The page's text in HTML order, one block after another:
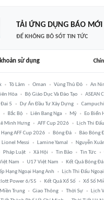
TẢI ỨNG DỤNG BÁO MỚI
ĐỂ KHÔNG BỎ SÓT TIN TỨC
sử dụng
Tô Lâm Oman Vùng Thủ Đô An
Hòa
Bộ Giáo Dục Và Đào Tạo ASEAN
5
Dự Án Đầu Tư Xây Dựng
Bắc Bộ Liên Bang Nga Mỹ Eo Biển
Minh Hưng
AFF Cup 2026
Lịch Thi
Hạng AFF Cup 2026
Bóng Đá Báo Bóng
Lionel Messi Lamine Yamal Nguyễn
Pháp Luật Xã Hội Tin Bão Tin Tức
Nam
U17 Việt Nam Kết Quả Bóng Đá
Hạng Ngoại Hạng Anh
Lịch Thi Đấu
Power 6/55
Kết Quả Xổ Số Xổ Số
Trung
Giao Thông Thời Sự Lịch